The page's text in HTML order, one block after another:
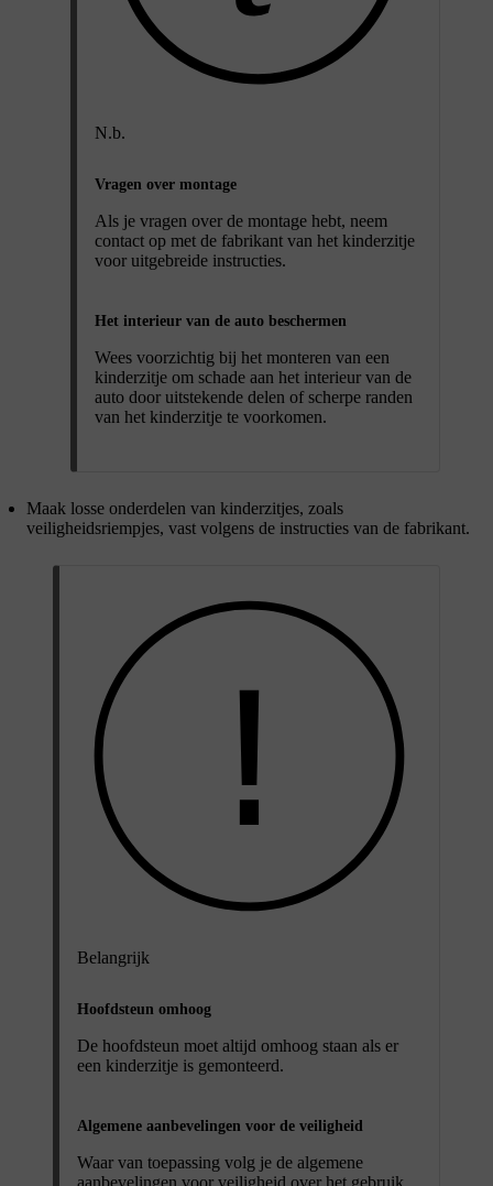
N.b.
Vragen over montage
Als je vragen over de montage hebt, neem
contact op met de fabrikant van het kinderzitje
voor uitgebreide instructies.
Het interieur van de auto beschermen
Wees voorzichtig bij het monteren van een
kinderzitje om schade aan het interieur van de
auto door uitstekende delen of scherpe randen
van het kinderzitje te voorkomen.
Maak losse onderdelen van kinderzitjes, zoals
veiligheidsriempjes, vast volgens de instructies van de fabrikant.
Belangrijk
Hoofdsteun omhoog
De hoofdsteun moet altijd omhoog staan als er
een kinderzitje is gemonteerd.
Algemene aanbevelingen voor de veiligheid
Waar van toepassing volg je de algemene
aanbevelingen voor veiligheid over het gebruik